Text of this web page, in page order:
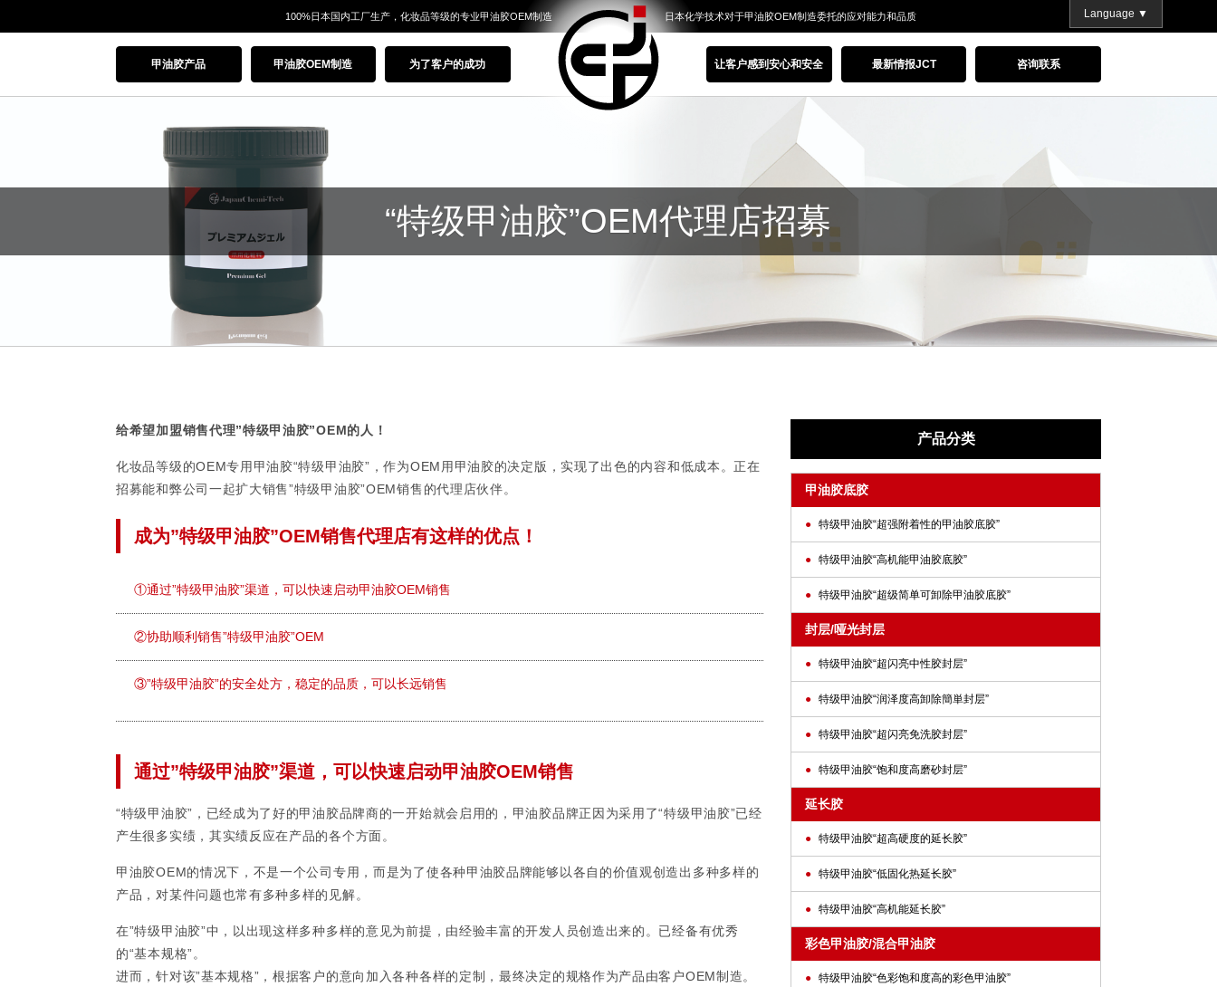
Language ▼
100%日本国内工厂生产，化妆品等级的专业甲油胶OEM制造 日本化学技术对于甲油胶OEM制造委托的应对能力和品质
甲油胶产品 甲油胶OEM制造 为了客户的成功 让客户感到安心和安全 最新情报JCT 咨询联系
“特级甲油胶”OEM代理店招募
给希望加盟销售代理”特级甲油胶”OEM的人！
化妆品等级的OEM专用甲油胶“特级甲油胶”，作为OEM用甲油胶的决定版，实现了出色的内容和低成本。正在
招募能和弊公司一起扩大销售”特级甲油胶”OEM销售的代理店伙伴。
成为”特级甲油胶”OEM销售代理店有这样的优点！
①通过”特级甲油胶”渠道，可以快速启动甲油胶OEM销售
②协助顺利销售”特级甲油胶”OEM
③”特级甲油胶”的安全处方，稳定的品质，可以长远销售
通过”特级甲油胶”渠道，可以快速启动甲油胶OEM销售
“特级甲油胶”，已经成为了好的甲油胶品牌商的一开始就会启用的，甲油胶品牌正因为采用了“特级甲油胶”已经
产生很多实绩，其实绩反应在产品的各个方面。
甲油胶OEM的情况下，不是一个公司专用，而是为了使各种甲油胶品牌能够以各自的价值观创造出多种多样的
产品，对某件问题也常有多种多样的见解。
在”特级甲油胶”中，以出现这样多种多样的意见为前提，由经验丰富的开发人员创造出来的。已经备有优秀
的“基本规格”。
进而，针对该”基本规格”，根据客户的意向加入各种各样的定制，最终决定的规格作为产品由客户OEM制造。
产品分类
甲油胶底胶
特级甲油胶“超强附着性的甲油胶底胶”
特级甲油胶“高机能甲油胶底胶”
特级甲油胶“超级简单可卸除甲油胶底胶”
封层/哑光封层
特级甲油胶“超闪亮中性胶封层”
特级甲油胶“润泽度高卸除簡単封层”
特级甲油胶“超闪亮免洗胶封层”
特级甲油胶“饱和度高磨砂封层”
延长胶
特级甲油胶“超高硬度的延长胶”
特级甲油胶“低固化热延长胶”
特级甲油胶“高机能延长胶”
彩色甲油胶/混合甲油胶
特级甲油胶“色彩饱和度高的彩色甲油胶”